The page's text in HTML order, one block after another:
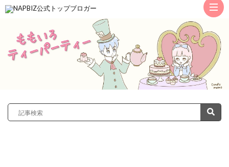
ト
ッ
プ
サ
レ